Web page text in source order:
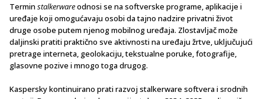
Termin stalkerwareodnosi se na softverske programe, aplikacije i
uređaje koji omogućavaju osobi da tajno nadzire privatni život
druge osobe putem njenog mobilnog uređaja. Zlostavljač može
daljinski pratiti praktično sve aktivnosti na uređaju žrtve, uključujući
pretrage interneta, geolokaciju, tekstualne poruke, fotografije,
glasovne pozive i mnogo toga drugog.
Kaspersky kontinuirano prati razvoj stalkerware softvera i srodnih